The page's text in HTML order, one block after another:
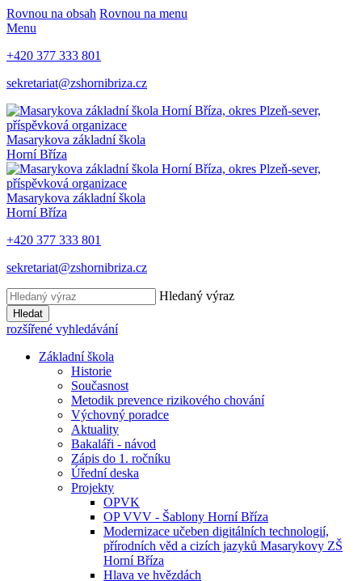
Rovnou na obsah Rovnou na menu
Menu
+420 377 333 801
sekretariat@zshornibriza.cz
Masarykova základní škola
Horní Bříza
Masarykova základní škola
Horní Bříza
+420 377 333 801
sekretariat@zshornibriza.cz
Hledaný výraz
Hledat
rozšířené vyhledávání
Základní škola
Historie
Současnost
Metodik prevence rizikového chování
Výchovný poradce
Aktuality
Bakaláři - návod
Zápis do 1. ročníku
Úřední deska
Projekty
OPVK
OP VVV - Šablony Horní Bříza
Modernizace učeben digitálních technologií,
přírodních věd a cizích jazyků Masarykovy ZŠ
Horní Bříza
Hlava ve hvězdách